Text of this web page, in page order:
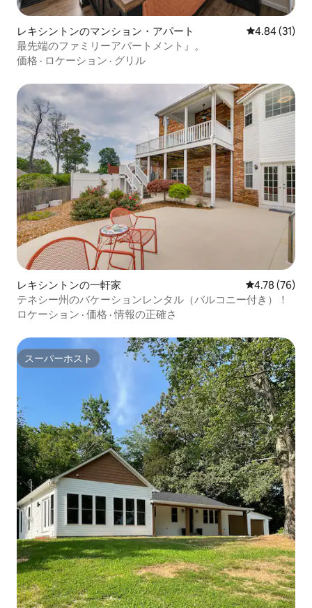
レキシントンのマンション・アパート レビュー31
4.84 (31)
最先端のファミリーアパートメント』。
価格 · ロケーション · グリル
レキシントンの一軒家 レビュー76
4.78 (76)
テネシー州のバケーションレンタル（バルコニー付き）！
ロケーション · 価格 ·情報の正確さ
スーパーホスト
スーパーホスト